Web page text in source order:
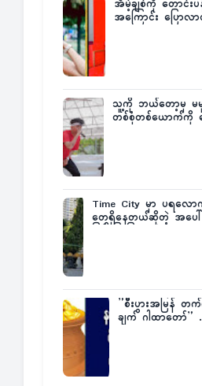
အိမ့်ချစ်ကို တောင်
အကြောင်း ပြော
သူ့ကို ဘယ်တော့မှ မ
တစ်စုံတစ်ယောက်ကို
Time City မှာ ပရလေ
တွေရှိနေတယ်ဆိုတဲ့ အပေ
”စီးပွားအမြန်
ချက် ဂါထာတော်”